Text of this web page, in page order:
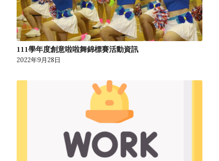
111學年度創意啦啦舞錦標賽活動資訊
2022年9月28日